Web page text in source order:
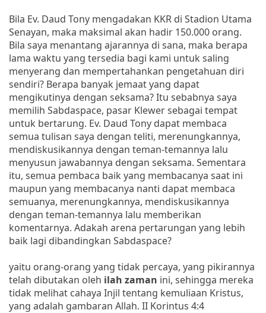
Bila Ev. Daud Tony mengadakan KKR di Stadion Utama
Senayan, maka maksimal akan hadir 150.000 orang.
Bila saya menantang ajarannya di sana, maka berapa
lama waktu yang tersedia bagi kami untuk saling
menyerang dan mempertahankan pengetahuan diri
sendiri? Berapa banyak jemaat yang dapat
mengikutinya dengan seksama? Itu sebabnya saya
memilih Sabdaspace, pasar Klewer sebagai tempat
untuk bertarung. Ev. Daud Tony dapat membaca
semua tulisan saya dengan teliti, merenungkannya,
mendiskusikannya dengan teman-temannya lalu
menyusun jawabannya dengan seksama. Sementara
itu, semua pembaca baik yang membacanya saat ini
maupun yang membacanya nanti dapat membaca
semuanya, merenungkannya, mendiskusikannya
dengan teman-temannya lalu memberikan
komentarnya. Adakah arena pertarungan yang lebih
baik lagi dibandingkan Sabdaspace?
yaitu orang-orang yang tidak percaya, yang pikirannya
telah dibutakan oleh ilah zaman ini, sehingga mereka
tidak melihat cahaya Injil tentang kemuliaan Kristus,
yang adalah gambaran Allah. II Korintus 4:4